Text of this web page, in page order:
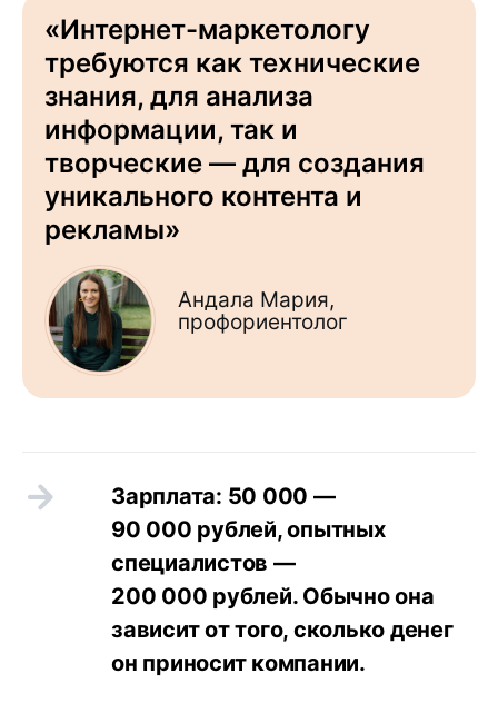
«Интернет-маркетологу
требуются как технические
знания, для анализа
информации, так и
творческие — для создания
уникального контента и
рекламы»
Андала Мария,
профориентолог
Зарплата: 50 000 —
90 000 рублей, опытных
специалистов —
200 000 рублей. Обычно она
зависит от того, сколько денег
он приносит компании.